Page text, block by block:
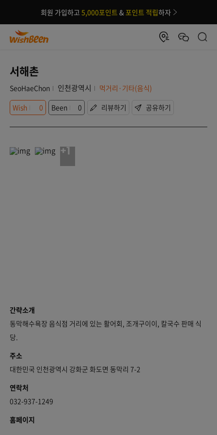
회원 가입하고 5,000포인트 &포인트 적립하자
서해촌
SeoHaeChon 인천광역시
먹거리·기타(음식)
Wish
0 Been 0 리뷰하기 공유하기
+1
간략소개
동막해수욕장 음식점 거리에 있는 활어회, 조개구이이, 칼국수 판매 식
당.
주소
대한민국 인천광역시 강화군 화도면 동막리 7-2
연락처
032-937-1249
홈페이지